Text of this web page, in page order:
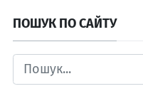
ПОШУК ПО САЙТУ